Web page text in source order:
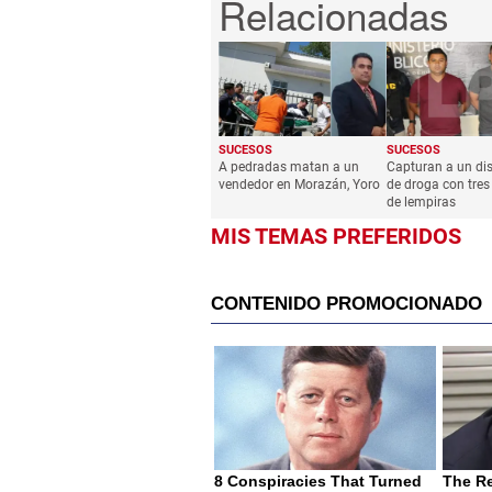
SUCESOS
A pedradas matan a un
vendedor en Morazán, Yoro
SUCESOS
Capturan a un
de droga con
de lempiras
MIS TEMAS PREFERIDOS